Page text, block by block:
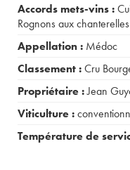
Accords mets-vins :
Rognons aux chanterelles
Appellation : Médoc
Classement :Cru
Propriétaire :Jean
Viticulture :
Température de